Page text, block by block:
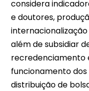
considera
e doutores,
além de subsidiar
recredenciamento
funcionamento
distribuição de